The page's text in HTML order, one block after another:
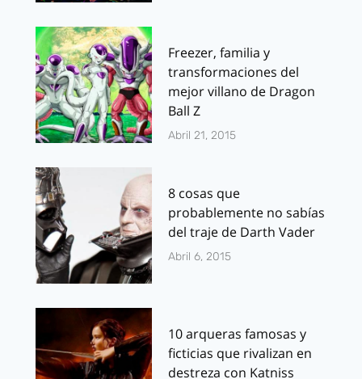
Freezer, familia y
transformaciones del
mejor villano de Dragon
Ball Z
Abril 21, 2015
8 cosas que
probablemente no sabías
del traje de Darth Vader
Abril 6, 2015
10 arqueras famosas y
ficticias que rivalizan en
destreza con Katniss